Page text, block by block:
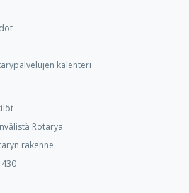
kalenteri
Rotarya
rakenne